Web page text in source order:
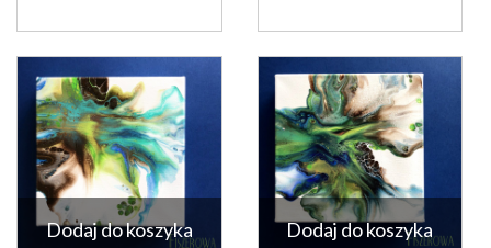
Dodaj do koszyka Dodaj do koszyka